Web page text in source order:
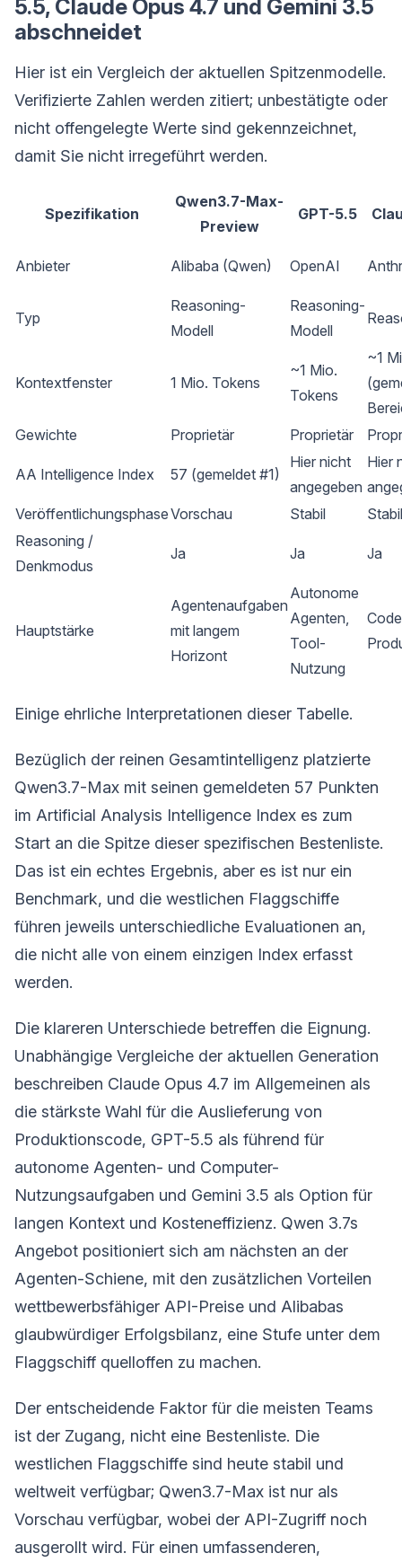
5.5, Claude Opus 4.7 und Gemini 3.5
abschneidet
Hier ist ein Vergleich der aktuellen Spitzenmodelle.
Verifizierte Zahlen werden zitiert; unbestätigte oder
nicht offengelegte Werte sind gekennzeichnet,
damit Sie nicht irregeführt werden.
Spezifikation
Qwen3.7-Max-
Preview
GPT-5.5
Anbieter Alibaba (Qwen) OpenAI
Typ
Reasoning-
Modell
Reasoning-
Modell
Kontextfenster 1 Mio. Tokens
~1 Mio.
Tokens
~1
Gewichte
Proprietär Proprietär
AA Intelligence Index 57 (gemeldet #1)
Hier nicht
angegeben
Hier
VeröffentlichungsphaseVorschau Stabil
Stabil
Reasoning /
Denkmodus
Ja Ja Ja
Hauptstärke
Agentenaufgaben
mit langem
Horizont
Autonome
Agenten,
Tool-
Nutzung
Einige ehrliche Interpretationen dieser Tabelle.
Bezüglich der reinen Gesamtintelligenz platzierte
Qwen3.7-Max mit seinen gemeldeten 57 Punkten
im Artificial Analysis Intelligence Index es zum
Start an die Spitze dieser spezifischen Bestenliste.
Das ist ein echtes Ergebnis, aber es ist nur ein
Benchmark, und die westlichen Flaggschiffe
führen jeweils unterschiedliche Evaluationen an,
die nicht alle von einem einzigen Index erfasst
werden.
Die klareren Unterschiede betreffen die Eignung.
Unabhängige Vergleiche der aktuellen Generation
beschreiben Claude Opus 4.7 im Allgemeinen als
die stärkste Wahl für die Auslieferung von
Produktionscode, GPT-5.5 als führend für
autonome Agenten- und Computer-
Nutzungsaufgaben und Gemini 3.5 als Option für
langen Kontext und Kosteneffizienz. Qwen 3.7s
Angebot positioniert sich am nächsten an der
Agenten-Schiene, mit den zusätzlichen Vorteilen
wettbewerbsfähiger API-Preise und Alibabas
glaubwürdiger Erfolgsbilanz, eine Stufe unter dem
Flaggschiff quelloffen zu machen.
Der entscheidende Faktor für die meisten Teams
ist der Zugang, nicht eine Bestenliste. Die
westlichen Flaggschiffe sind heute stabil und
weltweit verfügbar; Qwen3.7-Max ist nur als
Vorschau verfügbar, wobei der API-Zugriff noch
ausgerollt wird. Für einen umfassenderen,